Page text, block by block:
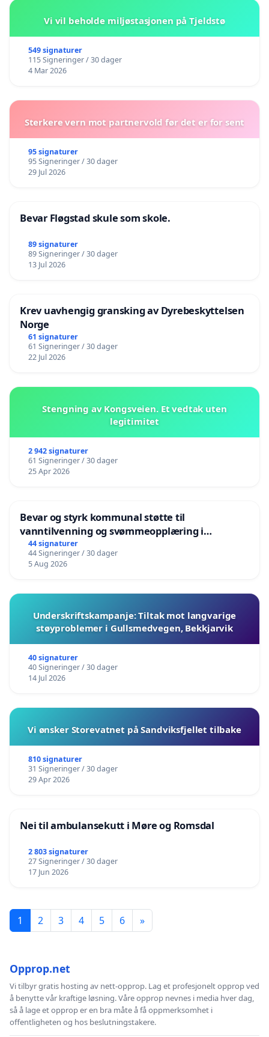
Vi vil beholde miljøstasjonen på Tjeldstø
549 signaturer
115 Signeringer / 30 dager
4 Mar 2026
Sterkere vern mot partnervold før det er for sent
95 signaturer
95 Signeringer / 30 dager
29 Jul 2026
Bevar Fløgstad skule som skole.
89 signaturer
89 Signeringer / 30 dager
13 Jul 2026
Krev uavhengig gransking av Dyrebeskyttelsen
Norge
61 signaturer
61 Signeringer / 30 dager
22 Jul 2026
Stengning av Kongsveien. Et vedtak uten
legitimitet
2 942 signaturer
61 Signeringer / 30 dager
25 Apr 2026
Bevar og styrk kommunal støtte til
vanntilvenning og svømmeopplæring i
barnehagene i Haugesund
44 signaturer
44 Signeringer / 30 dager
5 Aug 2026
Underskriftskampanje: Tiltak mot langvarige
støyproblemer i Gullsmedvegen, Bekkjarvik
40 signaturer
40 Signeringer / 30 dager
14 Jul 2026
Vi ønsker Storevatnet på Sandviksfjellet tilbake
810 signaturer
31 Signeringer / 30 dager
29 Apr 2026
Nei til ambulansekutt i Møre og Romsdal
2 803 signaturer
27 Signeringer / 30 dager
17 Jun 2026
1 2 3 4 5 6 »
Opprop.net
Vi tilbyr gratis hosting av nett-opprop. Lag et profesjonelt opprop ved
å benytte vår kraftige løsning. Våre opprop nevnes i media hver dag,
så å lage et opprop er en bra måte å få oppmerksomhet i
offentligheten og hos beslutningstakere.